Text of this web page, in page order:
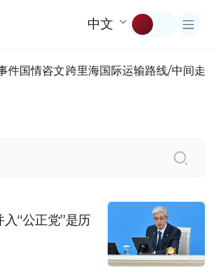
中文
件国情咨文跨里海国际运输路线/中间走廊
“公正党”是历